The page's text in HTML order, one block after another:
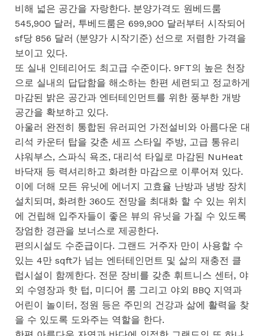
비해 넓은 공간을 자랑한다. 분양가격도 원베드룸
545,900 달러, 투베드룸은 699,900 달러부터 시작되어
sf당 856 달러 (분양가 시작기준) 선으로 저렴한 가격을
보이고 있다.
또 실내 인테리어도 최고급 수준이다. 9FT의 높은 천장
으로 실내의 답답함을 해소하는 한편 세련되고 정교하게
마감된 밝은 공간과 엔터테인먼트를 위한 풍부한 개방
공간을 확보하고 있다.
아울러 완전히 통합된 유러피언 가전설비와 아름다운 대
리석 카운터 탑을 갖춘 세프 스타일 주방, 고급 통유리
샤워부스, 스파식 욕조, 대리석 타일로 마감된 NuHeat
바닥재 등 력셔리하고 화려한 마감으로 이루어져 있다.
이에 더해 모든 유닛에 에너지 고효율 난방과 냉방 장치
설치되며, 화려한 360도 전망을 최대화 할 수 있는 위치
에 건립해 입주자들이 좋은 뷰의 유닛을 가질 수 있도록
장엄한 경관을 보너스로 제공한다.
편의시설도 수준급이다. 그랜드 거주자 만이 사용할 수
있는 4만 sqft가 넘는 엔터테인먼트 및 삶의 재충전 클
럽시설이 함께한다. 전문 장비를 갖춘 휘트니스 센터, 야
외 수영장과 핫 텁, 미디어 룸 그리고 야외 BBQ 지역과
어린이 놀이터, 정원 등은 주민의 건강과 삶에 활력을 찾
을 수 있도록 도와주는 역할을 한다.